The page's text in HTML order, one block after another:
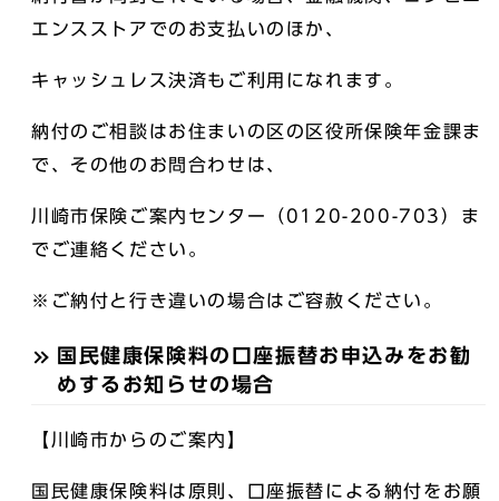
エンスストアでのお支払いのほか、
キャッシュレス決済もご利用になれます。
納付のご相談はお住まいの区の区役所保険年金課ま
で、その他のお問合わせは、
川崎市保険ご案内センター（0120-200-703）ま
でご連絡ください。
※ご納付と行き違いの場合はご容赦ください。
国民健康保険料の口座振替お申込みをお勧
めするお知らせの場合
【川崎市からのご案内】
国民健康保険料は原則、口座振替による納付をお願